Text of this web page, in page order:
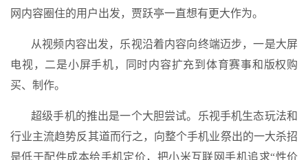
网内容圈住的用户出发，贾跃亭一直想有更大作为。
从视频内容出发，乐视沿着内容向终端迈步，一是大屏
电视，二是小屏手机，同时内容扩充到体育赛事和版权购
买、制作。
超级手机的推出是一个大胆尝试。乐视手机生态玩法和
行业主流趋势反其道而行之，向整个手机业祭出的一大杀招
是低于配件成本给手机定价，把小米互联网手机追求“性价